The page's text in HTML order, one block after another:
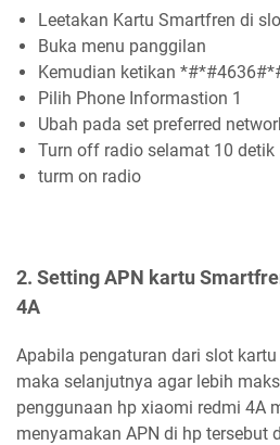
Leetakan Kartu Smartfren di
Buka menu panggilan
Kemudian ketikan
Pilih Phone Informastion 1
Ubah pada set preferred
Turn off radio selamat 10 detik
turm on radio
2. Setting APN kartu
4A
Apabila pengaturan dari slot
maka selanjutnya agar lebih
penggunaan hp xiaomi redmi 4A
menyamakan APN di hp tersebut